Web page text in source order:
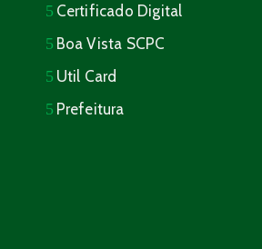
Certificado Digital
Boa Vista SCPC
Util Card
Prefeitura